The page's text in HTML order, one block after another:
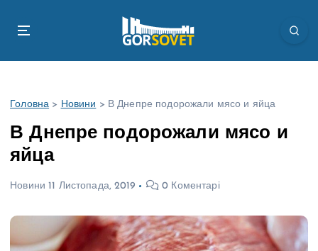
Головна > Новини > В Днепре подорожали мясо и яйца
В Днепре подорожали мясо и
яйца
Новини 11 Листопада, 2019 0 Коментарі